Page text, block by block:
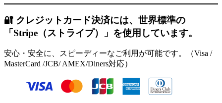
🔐 クレジットカード決済には、世界標準の
「Stripe（ストライプ）」を使用しています。
安心・安全に、スピーディーなご利用が可能です。（Visa /
MasterCard /JCB/ AMEX/Diners対応）